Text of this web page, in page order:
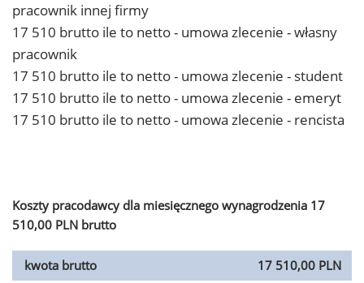
pracownik innej firmy
17 510 brutto ile to netto - umowa zlecenie - własny
pracownik
17 510 brutto ile to netto - umowa zlecenie - student
17 510 brutto ile to netto - umowa zlecenie - emeryt
17 510 brutto ile to netto - umowa zlecenie - rencista
Koszty pracodawcy dla miesięcznego wynagrodzenia 17
510,00 PLN brutto
kwota brutto
17 510,00 PLN